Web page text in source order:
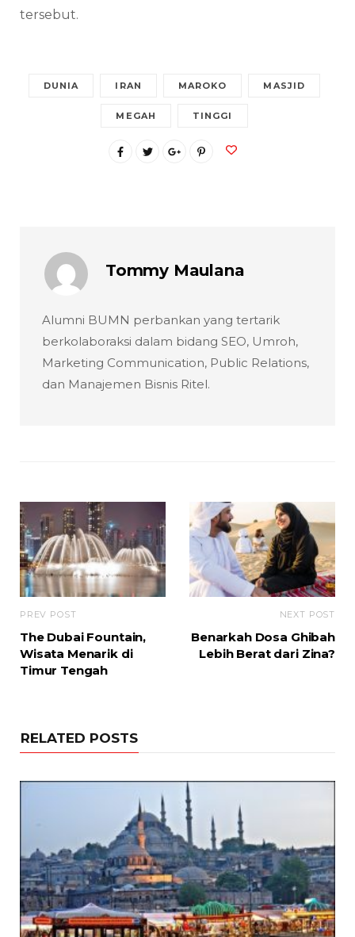
tersebut.
DUNIA IRAN MAROKO MASJID
MEGAH TINGGI
Tommy Maulana
Alumni BUMN perbankan yang tertarik
berkolaboraksi dalam bidang SEO, Umroh,
Marketing Communication, Public Relations,
dan Manajemen Bisnis Ritel.
PREV POST
The Dubai Fountain,
Wisata Menarik di
Timur Tengah
NEXT POST
Benarkah Dosa Ghibah
Lebih Berat dari Zina?
RELATED POSTS